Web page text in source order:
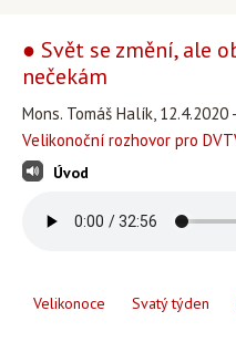
● Svět se změní, ale
nečekám
Mons. Tomáš Halík,
Velikonoční rozhovor pro
Úvod
Velikonoce Svatý týden